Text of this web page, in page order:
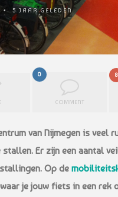
• 5 JAAR GELEDEN
0
COMMENT
8
Er zijn een aantal
Op de
je jouw fiets in een